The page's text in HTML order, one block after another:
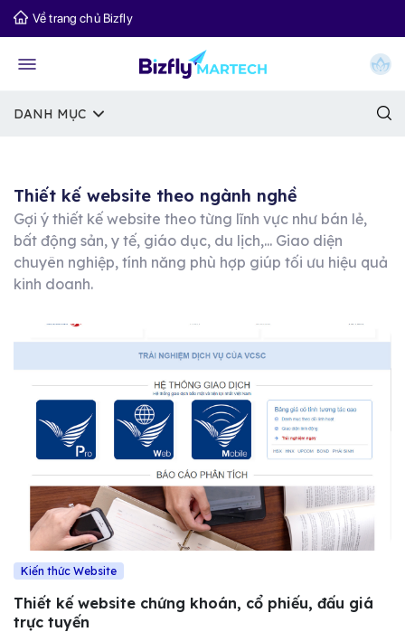
Về trang chủ Bizfly
DANH MỤC
Thiết kế website theo ngành nghề
Gợi ý thiết kế website theo từng lĩnh vực như bán lẻ,
bất động sản, y tế, giáo dục, du lịch,... Giao diện
chuyên nghiệp, tính năng phù hợp giúp tối ưu hiệu quả
kinh doanh.
Kiến thức Website
Thiết kế website chứng khoán, cổ phiếu, đấu giá
trực tuyến